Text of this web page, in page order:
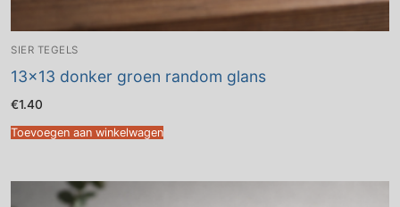
SIER TEGELS
13×13 donker groen random glans
€1.40
Toevoegen aan winkelwagen